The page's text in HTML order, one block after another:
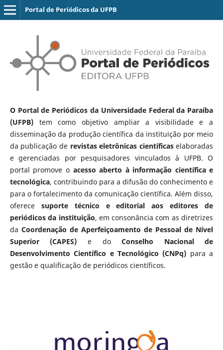
Portal de Periódicos da UFPB
O Portal de Periódicos da Universidade Federal da Paraíba
(UFPB)tem como objetivo ampliar a visibilidade e a
disseminação da produção científica da instituição por meio
da publicação de revistas eletrônicas científicaselaboradas
e gerenciadas por pesquisadores vinculados à UFPB. O
portal promove o acesso aberto à informação científica e
tecnológica, contribuindo para a difusão do conhecimento e
para o fortalecimento da comunicação científica. Além disso,
oferece suporte técnico e editorial aos editores de
periódicos da instituição, em consonância com as diretrizes
da Coordenação de Aperfeiçoamento de Pessoal de Nível
Superior (CAPES) e doConselho Nacional de
Desenvolvimento Científico e Tecnológico (CNPq) para a
gestão e qualificação de periódicos científicos.